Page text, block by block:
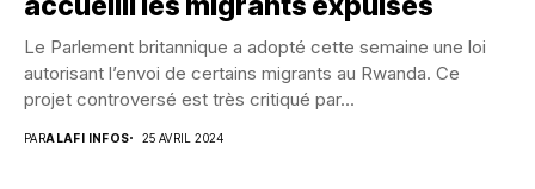
Le Parlement britannique a adopté cette semaine une loi
autorisant l’envoi de certains migrants au Rwanda. Ce
projet controversé est très critiqué par...
PARALAFI INFOS 25 AVRIL 2024